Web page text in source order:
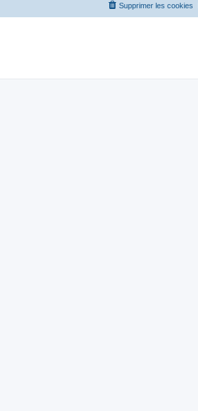
Supprimer les cookies